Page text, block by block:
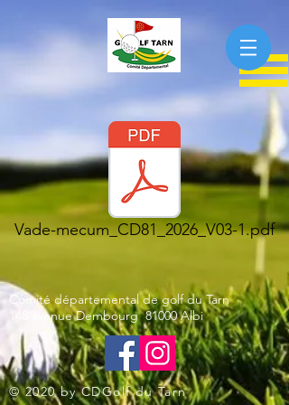
Vade-mecum_CD81_2026_V03-1.pdf
Comité départemental de golf du Tarn
148 avenue Dembourg 81000 Albi
© 2020 by CDGolf du Tarn